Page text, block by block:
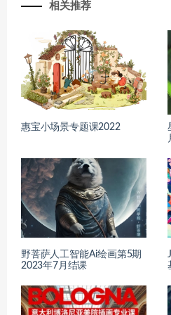
相关推荐
惠宝小场景专题课2022
野菩萨人工智能Ai绘画第5期
2023年7月结课